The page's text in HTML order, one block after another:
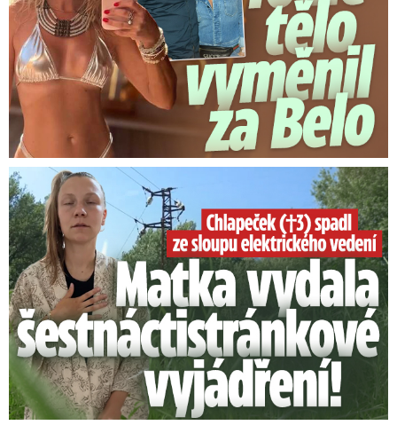
Smrtelný pád chlapce: Matka vydala vyjádření na 16 stran